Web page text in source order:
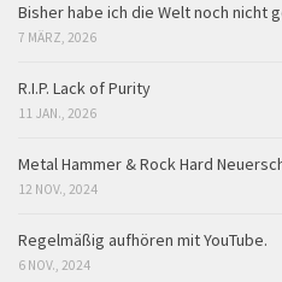
Bisher habe ich die Welt noch nicht
7 MÄRZ, 2026
R.I.P. Lack of Purity
11 JAN., 2026
Metal Hammer & Rock Hard
12 NOV., 2024
Regelmäßig aufhören mit YouTube.
6 NOV., 2024